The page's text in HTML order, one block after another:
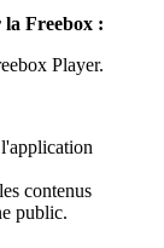
la Freebox :
Player.
contenus
public.